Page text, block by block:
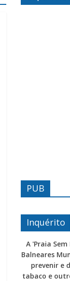
PUB
Inquérito
A 'Praia
Balneares
prevenir e
tabaco e